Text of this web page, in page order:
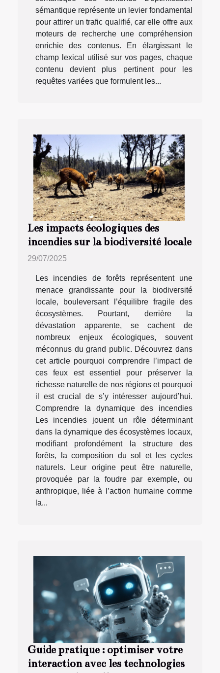
sémantique représente un levier fondamental
pour attirer un trafic qualifié, car elle offre aux
moteurs de recherche une compréhension
enrichie des contenus. En élargissant le
champ lexical utilisé sur vos pages, chaque
contenu devient plus pertinent pour les
requêtes variées que formulent les...
Les impacts écologiques des
incendies sur la biodiversité locale
29/07/2025
Les incendies de forêts représentent une
menace grandissante pour la biodiversité
locale, bouleversant l’équilibre fragile des
écosystèmes. Pourtant, derrière la
dévastation apparente, se cachent de
nombreux enjeux écologiques, souvent
méconnus du grand public. Découvrez dans
cet article pourquoi comprendre l’impact de
ces feux est essentiel pour préserver la
richesse naturelle de nos régions et pourquoi
il est crucial de s’y intéresser aujourd’hui.
Comprendre la dynamique des incendies
Les incendies jouent un rôle déterminant
dans la dynamique des écosystèmes locaux,
modifiant profondément la structure des
forêts, la composition du sol et les cycles
naturels. Leur origine peut être naturelle,
provoquée par la foudre par exemple, ou
anthropique, liée à l’action humaine comme
la...
Guide pratique : optimiser votre
interaction avec les technologies